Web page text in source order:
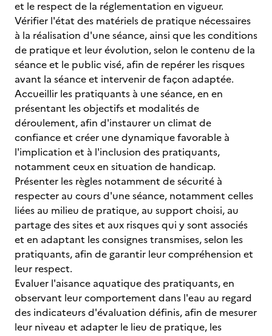
et le respect de la réglementation en vigueur.
Vérifier l'état des matériels de pratique nécessaires
à la réalisation d'une séance, ainsi que les conditions
de pratique et leur évolution, selon le contenu de la
séance et le public visé, afin de repérer les risques
avant la séance et intervenir de façon adaptée.
Accueillir les pratiquants à une séance, en en
présentant les objectifs et modalités de
déroulement, afin d'instaurer un climat de
confiance et créer une dynamique favorable à
l'implication et à l'inclusion des pratiquants,
notamment ceux en situation de handicap.
Présenter les règles notamment de sécurité à
respecter au cours d'une séance, notamment celles
liées au milieu de pratique, au support choisi, au
partage des sites et aux risques qui y sont associés
et en adaptant les consignes transmises, selon les
pratiquants, afin de garantir leur compréhension et
leur respect.
Evaluer l'aisance aquatique des pratiquants, en
observant leur comportement dans l'eau au regard
des indicateurs d'évaluation définis, afin de mesurer
leur niveau et adapter le lieu de pratique, les